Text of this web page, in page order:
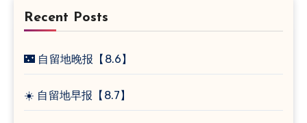
Recent Posts
🌃 自留地晚报【8.6】
☀️ 自留地早报【8.7】